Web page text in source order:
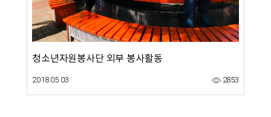
청소년자원봉사단 외부 봉사활동
2018.05.03 2853